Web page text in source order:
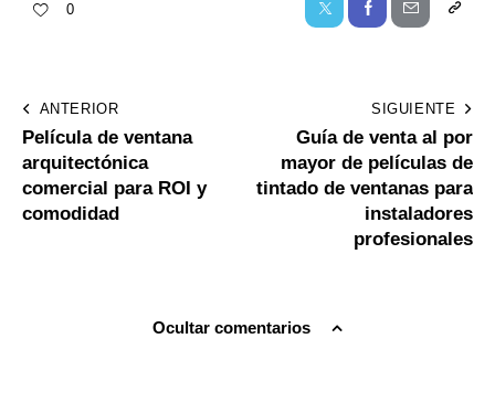
0
ANTERIOR
Película de ventana
arquitectónica
comercial para ROI y
comodidad
SIGUIENTE
Guía de venta al por
mayor de películas de
tintado de ventanas para
instaladores
profesionales
Ocultar comentarios